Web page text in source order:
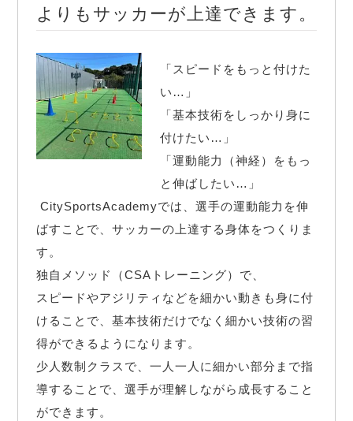
よりもサッカーが上達できます。
「スピードをもっと付けた
い…」
「基本技術をしっかり身に
付けたい…」
「運動能力（神経）をもっ
と伸ばしたい…」
ばすことで、サッカーの上達する身体をつくりま
す。
独自メソッド（CSAトレーニング）で、
スピードやアジリティなどを細かい動きも身に付
けることで、基本技術だけでなく細かい技術の習
得ができるようになります。
少人数制クラスで、一人一人に細かい部分まで指
導することで、選手が理解しながら成長すること
ができます。